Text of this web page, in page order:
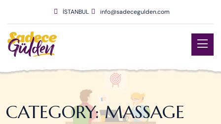
İSTANBUL info@sadecegulden.com
CATEGORY:MASSAGE